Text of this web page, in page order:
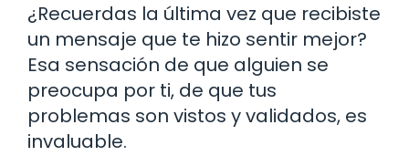
¿Recuerdas la última vez que recibiste
un mensaje que te hizo sentir mejor?
Esa sensación de que alguien se
preocupa por ti, de que tus
problemas son vistos y validados, es
invaluable.